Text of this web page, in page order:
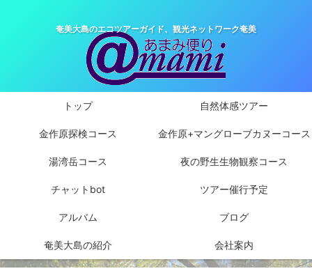
奄美大島のエコツアーガイド、観光ネットワーク奄美
トップ 自然体感ツアー
金作原探検コース 金作原+マングローブカヌーコース
湯湾岳コース 夜の野生生物観察コース
チャットbot ツアー催行予定
アルバム ブログ
奄美大島の紹介 会社案内